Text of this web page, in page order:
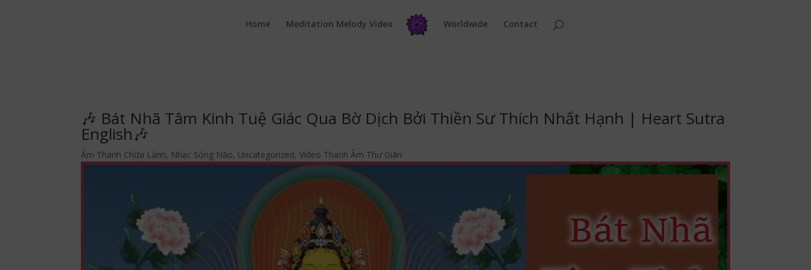
Home
Meditation Melody Video Worldwide Contact
🎶 Bát Nhã Tâm Kinh Tuệ Giác Qua Bờ Dịch Bởi Thiền Sư Thích Nhất Hạnh | Heart Sutra
English🎶
Âm Thanh Chữa Lành, Nhạc Sóng Não, Uncategorized,Video Thanh Âm Thư Giãn